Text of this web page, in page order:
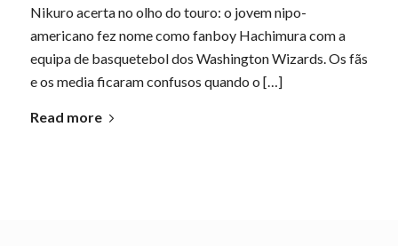
Nikuro acerta no olho do touro: o jovem nipo-
americano fez nome como fanboy Hachimura com a
equipa de basquetebol dos Washington Wizards. Os fãs
e os media ficaram confusos quando o […]
Read more